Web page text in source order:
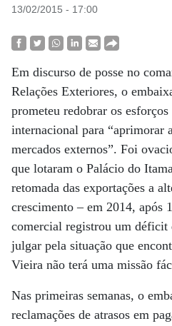
13/02/2015 - 17:00
Em discurso de posse no
Relações Exteriores, o
prometeu redobrar os
internacional para “aprimorar
mercados externos”. Foi
que lotaram o Palácio do
retomada das exportações a
crescimento – em 2014, após
comercial registrou um déficit
julgar pela situação que
Vieira não terá uma missão
Nas primeiras semanas, o
reclamações de atrasos em